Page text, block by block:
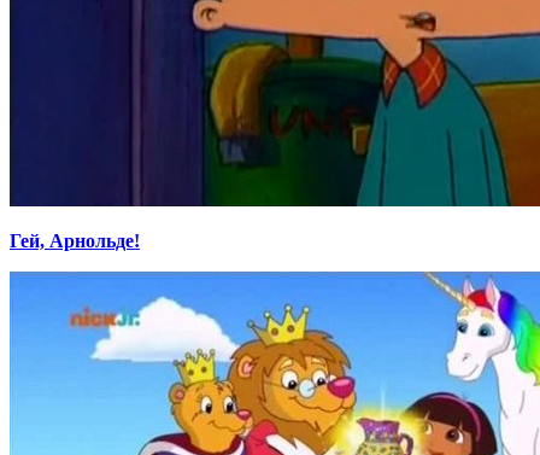
Гей, Арнольде!